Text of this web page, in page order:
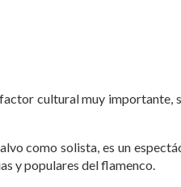
cultural muy importante,
como solista, es un
y populares del flamenco.